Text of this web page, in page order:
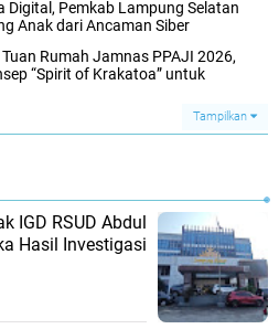
Digital, Pemkab Lampung Selatan
Anak dari Ancaman Siber
Rumah Jamnas PPAJI 2026,
“Spirit of Krakatoa” untuk
Tampilkan
IGD RSUD Abdul
Hasil Investigasi